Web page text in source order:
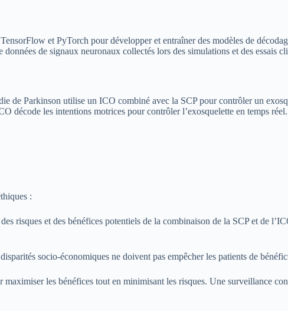
et PyTorch pour développer et entraîner des modèles de
de signaux neuronaux collectés lors des simulations et des essais
de Parkinson utilise un ICO combiné avec la SCP pour contrôler un
décode les intentions motrices pour contrôler l’exosquelette en temps
:
risques et des bénéfices potentiels de la combinaison de la SCP et de
socio-économiques ne doivent pas empêcher les patients de
les bénéfices tout en minimisant les risques. Une surveillance